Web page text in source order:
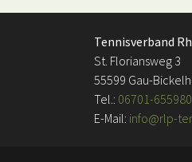
Tennisverband
St. Floriansweg 3
55599 Gau-
Tel.: 06701-655980
E-Mail: info@rlp-